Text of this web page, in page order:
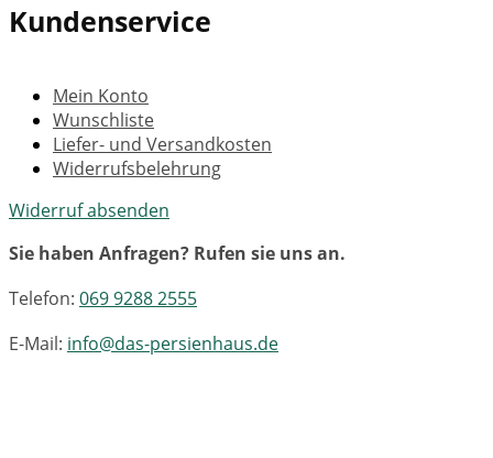
Kundenservice
Mein Konto
Wunschliste
Liefer- und Versandkosten
Widerrufsbelehrung
Widerruf absenden
Sie haben Anfragen? Rufen sie uns an.
Telefon: 069 9288 2555
E-Mail: info@das-persienhaus.de